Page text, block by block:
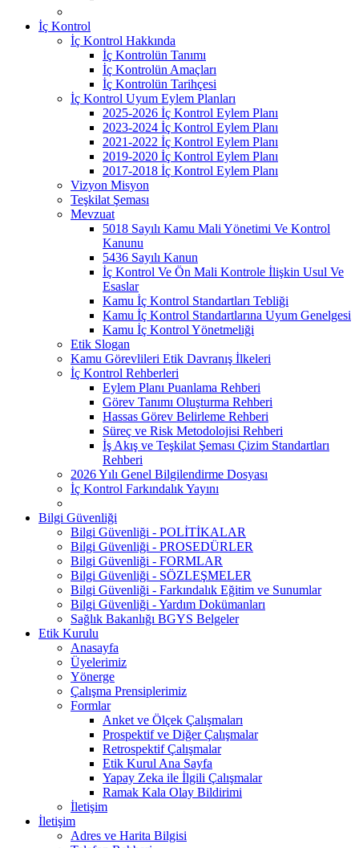
İç Kontrol
İç Kontrol Hakkında
İç Kontrolün Tanımı
İç Kontrolün Amaçları
İç Kontrolün Tarihçesi
İç Kontrol Uyum Eylem Planları
2025-2026 İç Kontrol Eylem Planı
2023-2024 İç Kontrol Eylem Planı
2021-2022 İç Kontrol Eylem Planı
2019-2020 İç Kontrol Eylem Planı
2017-2018 İç Kontrol Eylem Planı
Vizyon Misyon
Teşkilat Şeması
Mevzuat
5018 Sayılı Kamu Mali Yönetimi Ve Kontrol
Kanunu
5436 Sayılı Kanun
İç Kontrol Ve Ön Mali Kontrole İlişkin Usul Ve
Esaslar
Kamu İç Kontrol Standartları Tebliği
Kamu İç Kontrol Standartlarına Uyum Genelgesi
Kamu İç Kontrol Yönetmeliği
Etik Slogan
Kamu Görevlileri Etik Davranış İlkeleri
İç Kontrol Rehberleri
Eylem Planı Puanlama Rehberi
Görev Tanımı Oluşturma Rehberi
Hassas Görev Belirleme Rehberi
Süreç ve Risk Metodolojisi Rehberi
İş Akış ve Teşkilat Şeması Çizim Standartları
Rehberi
2026 Yılı Genel Bilgilendirme Dosyası
İç Kontrol Farkındalık Yayını
Bilgi Güvenliği
Bilgi Güvenliği - POLİTİKALAR
Bilgi Güvenliği - PROSEDÜRLER
Bilgi Güvenliği - FORMLAR
Bilgi Güvenliği - SÖZLEŞMELER
Bilgi Güvenliği - Farkındalık Eğitim ve Sunumlar
Bilgi Güvenliği - Yardım Dokümanları
Sağlık Bakanlığı BGYS Belgeler
Etik Kurulu
Anasayfa
Üyelerimiz
Yönerge
Çalışma Prensiplerimiz
Formlar
Anket ve Ölçek Çalışmaları
Prospektif ve Diğer Çalışmalar
Retrospektif Çalışmalar
Etik Kurul Ana Sayfa
Yapay Zeka ile İlgili Çalışmalar
Ramak Kala Olay Bildirimi
İletişim
İletişim
Adres ve Harita Bilgisi